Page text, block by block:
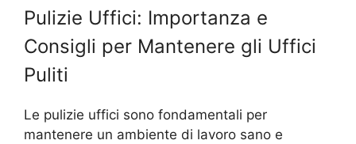
Pulizie Uffici: Importanza e
Consigli per Mantenere gli Uffici
Puliti
Le pulizie uffici sono fondamentali per
mantenere un ambiente di lavoro sano e